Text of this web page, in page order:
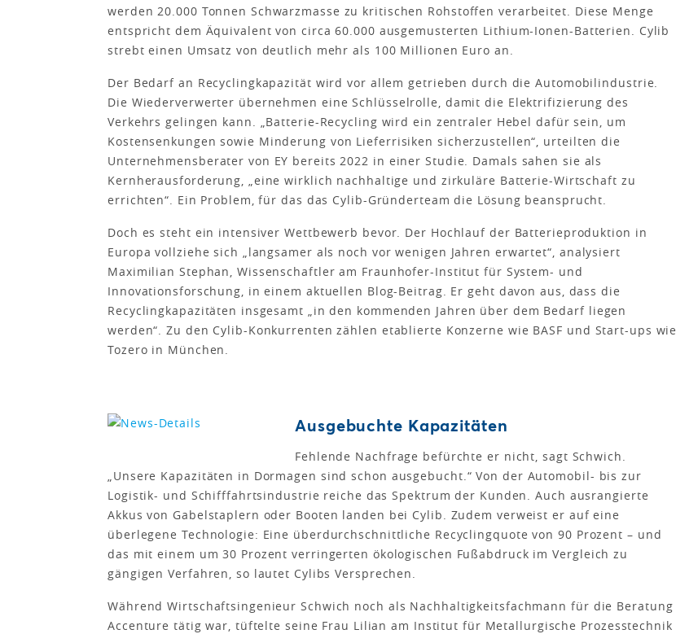
werden 20.000 Tonnen Schwarzmasse zu kritischen Rohstoffen verarbeitet. Diese Menge
entspricht dem Äquivalent von circa 60.000 ausgemusterten Lithium-Ionen-Batterien. Cylib
strebt einen Umsatz von deutlich mehr als 100 Millionen Euro an.
Der Bedarf an Recyclingkapazität wird vor allem getrieben durch die Automobilindustrie.
Die Wiederverwerter übernehmen eine Schlüsselrolle, damit die Elektrifizierung des
Verkehrs gelingen kann. „Batterie-Recycling wird ein zentraler Hebel dafür sein, um
Kostensenkungen sowie Minderung von Lieferrisiken sicherzustellen“, urteilten die
Unternehmensberater von EY bereits 2022 in einer Studie. Damals sahen sie als
Kernherausforderung, „eine wirklich nachhaltige und zirkuläre Batterie-Wirtschaft zu
errichten“. Ein Problem, für das das Cylib-Gründerteam die Lösung beansprucht.
Doch es steht ein intensiver Wettbewerb bevor. Der Hochlauf der Batterieproduktion in
Europa vollziehe sich „langsamer als noch vor wenigen Jahren erwartet“, analysiert
Maximilian Stephan, Wissenschaftler am Fraunhofer-Institut für System- und
Innovationsforschung, in einem aktuellen Blog-Beitrag. Er geht davon aus, dass die
Recycling­kapazitäten insgesamt „in den kommenden Jahren über dem Bedarf liegen
werden“. Zu den Cylib-Konkurrenten zählen eta­blierte Konzerne wie BASF und Start-ups wie
Tozero in München.
Ausgebuchte Kapazitäten
Fehlende Nachfrage befürchte er nicht, sagt Schwich.
„Unsere Kapazitäten in Dormagen sind schon ausgebucht.“ Von der Automobil- bis zur
Logistik- und Schifffahrtsindustrie reiche das Spek­trum der Kunden. Auch ausrangierte
Akkus von Gabelstaplern oder Booten landen bei Cylib. Zudem verweist er auf eine
überlegene Technologie: Eine überdurchschnittliche Recyclingquote von 90 Prozent – und
das mit einem um 30 Prozent verringerten ökologischen Fußabdruck im Vergleich zu
gängigen Verfahren, so lautet Cylibs Versprechen.
Während Wirtschaftsingenieur Schwich noch als Nachhaltigkeitsfachmann für die Beratung
Accenture tätig war, tüftelte seine Frau Lilian am Institut für Metallurgische Prozesstechnik